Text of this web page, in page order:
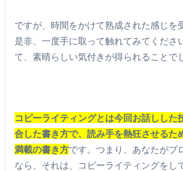
ですが、時間をかけて熟成された感じを
是非、一度手に取って触れてみてくださ
て、素晴らしい気付きが得られることで
コピーライティングとは今回お話しした
合した書き方で、読み手を熱狂させるた
満載の書き方です。つまり、あなたがブ
なら、それは、コピーライティングをし